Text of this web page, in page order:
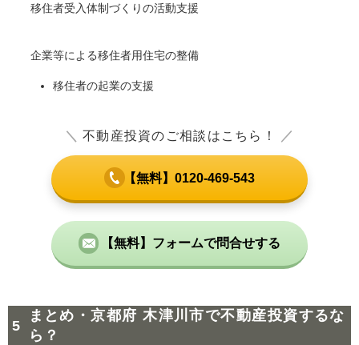
移住者受入体制づくりの活動支援
企業等による移住者用住宅の整備
移住者の起業の支援
＼ 不動産投資のご相談はこちら！ ／
【無料】0120-469-543
【無料】フォームで問合せする
まとめ・京都府 木津川市で不動産投資するな
ら？